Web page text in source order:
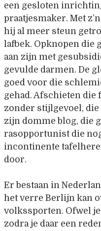
een gesloten
praatjesmaker. Met
hij al meer steun
lafbek. Opknopen die
aan zijn met
gevulde darmen. De
goed voor die
gehad. Afschieten
zonder stijlgevoel,
zijn domme blog, die
rasopportunist die
incontinente
door.
Er bestaan in
het verre Berlijn kan
volkssporten. Ofwel
zodra je daar een